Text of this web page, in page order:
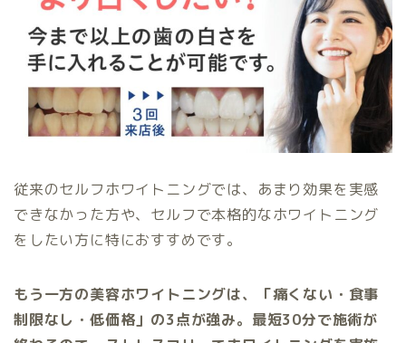
従来のセルフホワイトニングでは、あまり効果を実感
できなかった方や、セルフで本格的なホワイトニング
をしたい方に特におすすめです。
もう一方の美容ホワイトニングは、「痛くない・食事
制限なし・低価格」の3点が強み。最短30分で施術が